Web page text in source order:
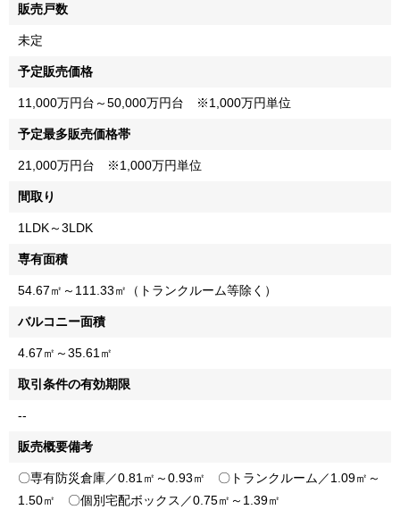
販売戸数
未定
予定販売価格
11,000万円台～50,000万円台 ※1,000万円単位
予定最多販売価格帯
21,000万円台 ※1,000万円単位
間取り
1LDK～3LDK
専有面積
54.67㎡～111.33㎡（トランクルーム等除く）
バルコニー面積
4.67㎡～35.61㎡
取引条件の有効期限
--
販売概要備考
〇専有防災倉庫／0.81㎡～0.93㎡ 〇トランクルーム／1.09㎡～
1.50㎡ 〇個別宅配ボックス／0.75㎡～1.39㎡